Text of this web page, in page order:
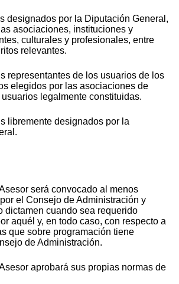
por la Diputación General,
asociaciones, instituciones y
culturales y profesionales, entre
relevantes.
representantes de los usuarios de los
elegidos por las asociaciones de
legalmente constituidas.
libremente designados por la
será convocado al menos
el Consejo de Administración y
dictamen cuando sea requerido
aquél y, en todo caso, con respecto a
que sobre programación tiene
de Administración.
aprobará sus propias normas de